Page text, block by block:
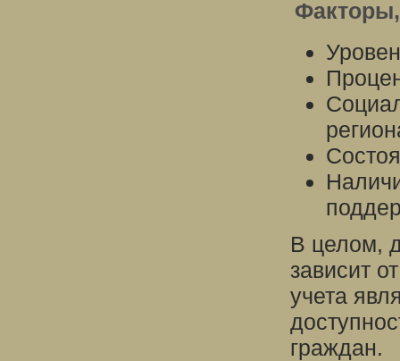
В целом,
зависит
учета
граждан.